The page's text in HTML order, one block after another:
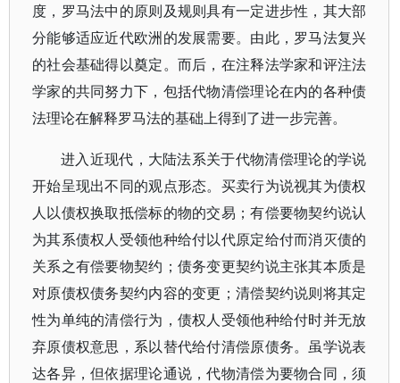
度，罗马法中的原则及规则具有一定进步性，其大部
分能够适应近代欧洲的发展需要。由此，罗马法复兴
的社会基础得以奠定。而后，在注释法学家和评注法
学家的共同努力下，包括代物清偿理论在内的各种债
法理论在解释罗马法的基础上得到了进一步完善。
进入近现代，大陆法系关于代物清偿理论的学说
开始呈现出不同的观点形态。买卖行为说视其为债权
人以债权换取抵偿标的物的交易；有偿要物契约说认
为其系债权人受领他种给付以代原定给付而消灭债的
关系之有偿要物契约；债务变更契约说主张其本质是
对原债权债务契约内容的变更；清偿契约说则将其定
性为单纯的清偿行为，债权人受领他种给付时并无放
弃原债权意思，系以替代给付清偿原债务。虽学说表
达各异，但依据理论通说，代物清偿为要物合同，须